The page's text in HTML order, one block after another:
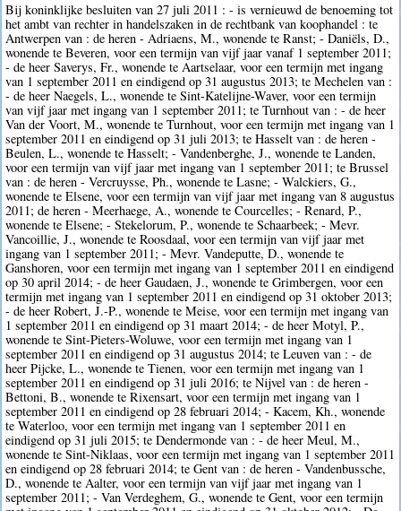
Bij koninklijke besluiten van 27 juli 2011 : - is vernieuwd de benoeming tot
het ambt van rechter in handelszaken in de rechtbank van koophandel : te
Antwerpen van : de heren - Adriaens, M., wonende te Ranst; - Daniëls, D.,
wonende te Beveren, voor een termijn van vijf jaar vanaf 1 september 2011;
- de heer Saverys, Fr., wonende te Aartselaar, voor een termijn met ingang
van 1 september 2011 en eindigend op 31 augustus 2013; te Mechelen van :
- de heer Naegels, L., wonende te Sint-Katelijne-Waver, voor een termijn
van vijf jaar met ingang van 1 september 2011; te Turnhout van : - de heer
Van der Voort, M., wonende te Turnhout, voor een termijn met ingang van 1
september 2011 en eindigend op 31 juli 2013; te Hasselt van : de heren -
Beulen, L., wonende te Hasselt; - Vandenberghe, J., wonende te Landen,
voor een termijn van vijf jaar met ingang van 1 september 2011; te Brussel
van : de heren - Vercruysse, Ph., wonende te Lasne; - Walckiers, G.,
wonende te Elsene, voor een termijn van vijf jaar met ingang van 8 augustus
2011; de heren - Meerhaege, A., wonende te Courcelles; - Renard, P.,
wonende te Elsene; - Stekelorum, P., wonende te Schaarbeek; - Mevr.
Vancoillie, J., wonende te Roosdaal, voor een termijn van vijf jaar met
ingang van 1 september 2011; - Mevr. Vandeputte, D., wonende te
Ganshoren, voor een termijn met ingang van 1 september 2011 en eindigend
op 30 april 2014; - de heer Gaudaen, J., wonende te Grimbergen, voor een
termijn met ingang van 1 september 2011 en eindigend op 31 oktober 2013;
- de heer Robert, J.-P., wonende te Meise, voor een termijn met ingang van
1 september 2011 en eindigend op 31 maart 2014; - de heer Motyl, P.,
wonende te Sint-Pieters-Woluwe, voor een termijn met ingang van 1
september 2011 en eindigend op 31 augustus 2014; te Leuven van : - de
heer Pijcke, L., wonende te Tienen, voor een termijn met ingang van 1
september 2011 en eindigend op 31 juli 2016; te Nijvel van : de heren -
Bettoni, B., wonende te Rixensart, voor een termijn met ingang van 1
september 2011 en eindigend op 28 februari 2014; - Kacem, Kh., wonende
te Waterloo, voor een termijn met ingang van 1 september 2011 en
eindigend op 31 juli 2015; te Dendermonde van : - de heer Meul, M.,
wonende te Sint-Niklaas, voor een termijn met ingang van 1 september 2011
en eindigend op 28 februari 2014; te Gent van : de heren - Vandenbussche,
D., wonende te Aalter, voor een termijn van vijf jaar met ingang van 1
september 2011; - Van Verdeghem, G., wonende te Gent, voor een termijn